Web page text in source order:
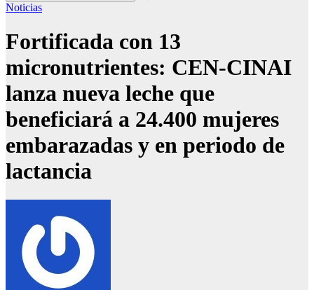
Noticias
Fortificada con 13
micronutrientes: CEN-CINAI
lanza nueva leche que
beneficiará a 24.400 mujeres
embarazadas y en periodo de
lactancia